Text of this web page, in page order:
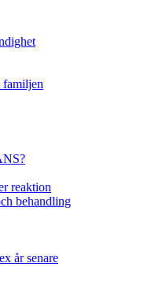
familjen
reaktion
behandling
år senare